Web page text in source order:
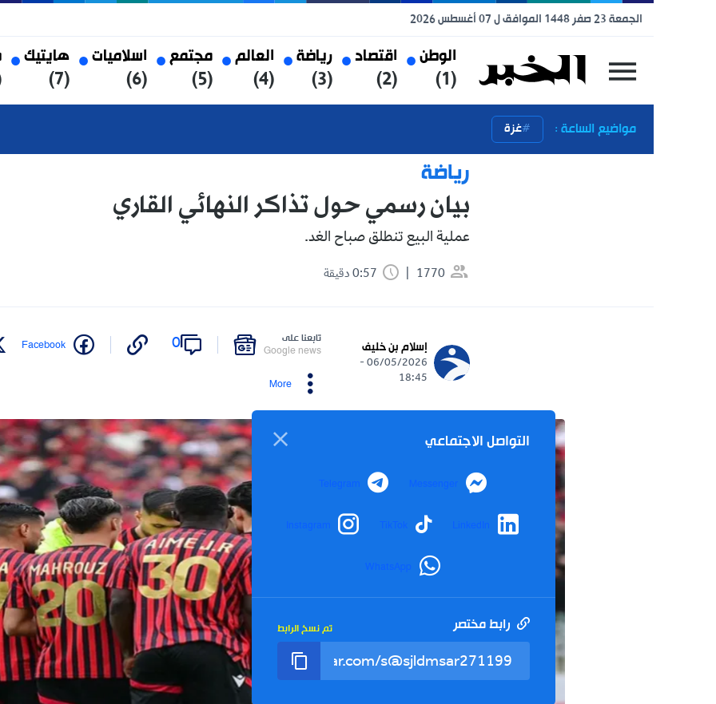
(1)
اقتصاد
(2)
رياضة
(3)
العالم
(4)
مجتمع
(5)
اسلاميات
(6)
هايتيك
(7)
صحة
(8)
مواضيع الساعة : غزة
بيان رسمي حول تذاكر النهائي القاري
عملية البيع تنطلق صباح الغد.
0:57 دقيقة
إسلام بن خليف
06/05/2026 -
18:45
تابعنا على
Google news
0
Facebook
Twitter
التواصل الاجتماعي
Messenger
Telegram
LinkedIn
TikTok
Instagram
WhatsApp
رابط مختصر